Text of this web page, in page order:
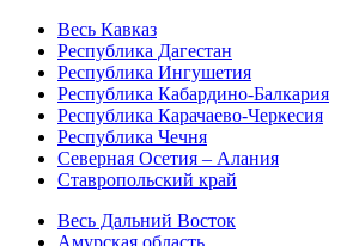
Весь Кавказ
Республика Дагестан
Республика Ингушетия
Республика Кабардино-Балкария
Республика Карачаево-Черкесия
Республика Чечня
Северная Осетия – Алания
Ставропольский край
Весь Дальний Восток
Амурская область